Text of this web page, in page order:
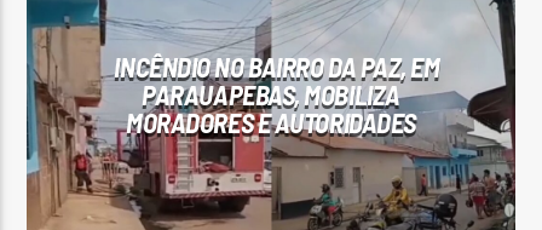
Arara Azul FM
INCÊNDIO NO BAIRRO DA PAZ, EM
PARAUAPEBAS, MOBILIZA
MORADORES E AUTORIDADES